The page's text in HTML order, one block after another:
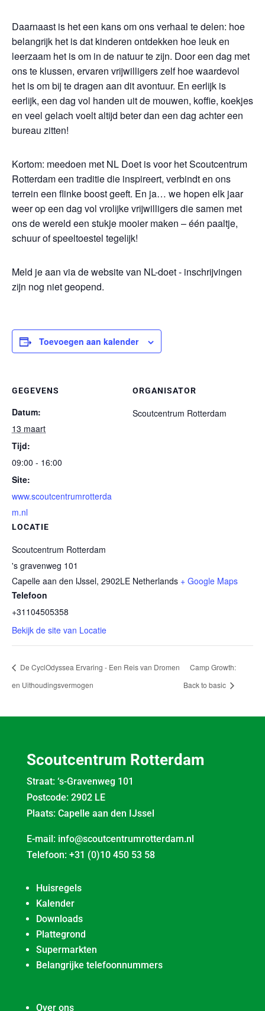
Daarnaast is het een kans om ons verhaal te delen: hoe
belangrijk het is dat kinderen ontdekken hoe leuk en
leerzaam het is om in de natuur te zijn. Door een dag met
ons te klussen, ervaren vrijwilligers zelf hoe waardevol
het is om bij te dragen aan dit avontuur. En eerlijk is
eerlijk, een dag vol handen uit de mouwen, koffie, koekjes
en veel gelach voelt altijd beter dan een dag achter een
bureau zitten!
Kortom: meedoen met NL Doet is voor het Scoutcentrum
Rotterdam een traditie die inspireert, verbindt en ons
terrein een flinke boost geeft. En ja… we hopen elk jaar
weer op een dag vol vrolijke vrijwilligers die samen met
ons de wereld een stukje mooier maken – één paaltje,
schuur of speeltoestel tegelijk!
Meld je aan via de website van NL-doet - inschrijvingen
zijn nog niet geopend.
Toevoegen aan kalender
GEGEVENS
Datum:
13 maart
Tijd:
09:00 - 16:00
Site:
www.scoutcentrumrotterda
m.nl
LOCATIE
Scoutcentrum Rotterdam
's gravenweg 101
Capelle aan den IJssel, 2902LE Netherlands + Google Maps
Telefoon
+31104505358
Bekijk de site van Locatie
ORGANISATOR
Scoutcentrum Rotterdam
De CyclOdyssea Ervaring - Een Reis van Dromen
en Uithoudingsvermogen
Camp Growth:
Back to basic
Scoutcentrum Rotterdam
Straat: ‘s-Gravenweg 101
Postcode: 2902 LE
Plaats: Capelle aan den IJssel
E-mail: info@scoutcentrumrotterdam.nl
Telefoon: +31 (0)10 450 53 58
Huisregels
Kalender
Downloads
Plattegrond
Supermarkten
Belangrijke telefoonnummers
Over ons